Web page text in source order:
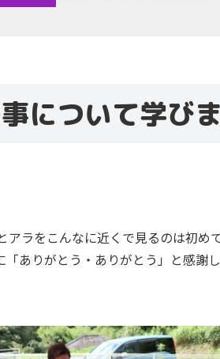
ついて学びま
ラをこんなに近くで見るのは初め
ありがとう・ありがとう」と感謝